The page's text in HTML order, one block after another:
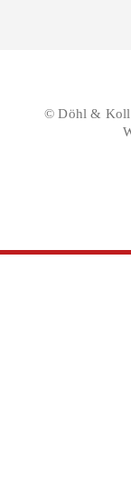
© Döhl &